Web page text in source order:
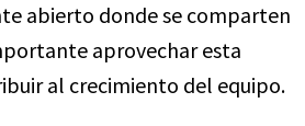
abierto donde se comparten
aprovechar esta
al crecimiento del equipo.